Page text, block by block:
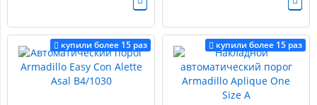
купили более 15 раз купили более 15 раз